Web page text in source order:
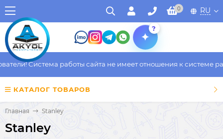
0 RU
?
Система работы сайта не имеет отношения к системе
КАТАЛОГ ТОВАРОВ
Главная Stanley
Stanley